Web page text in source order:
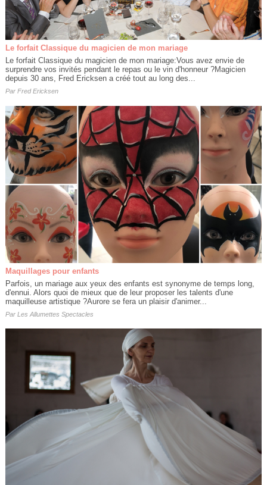
Le forfait Classique du magicien de mon mariage
Le forfait Classique du magicien de mon mariage:Vous avez envie de
surprendre vos invités pendant le repas ou le vin d'honneur ?Magicien
depuis 30 ans, Fred Ericksen a créé tout au long des...
Par Fred Ericksen
Maquillages pour enfants
Parfois, un mariage aux yeux des enfants est synonyme de temps long,
d'ennui. Alors quoi de mieux que de leur proposer les talents d'une
maquilleuse artistique ?Aurore se fera un plaisir d'animer...
Par Les Allumettes Spectacles